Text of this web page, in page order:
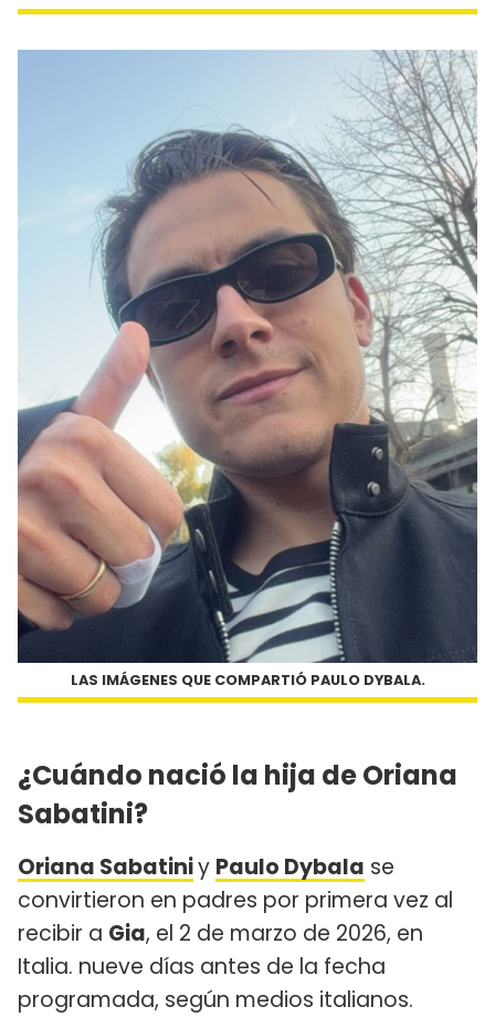
LAS IMÁGENES QUE COMPARTIÓ PAULO DYBALA.
¿Cuándo nació la hija de Oriana
Sabatini?
Oriana Sabatiniy Paulo Dybala se
convirtieron en padres por primera vez al
recibir a Gia, el 2 de marzo de 2026, en
Italia. nueve días antes de la fecha
programada, según medios italianos.